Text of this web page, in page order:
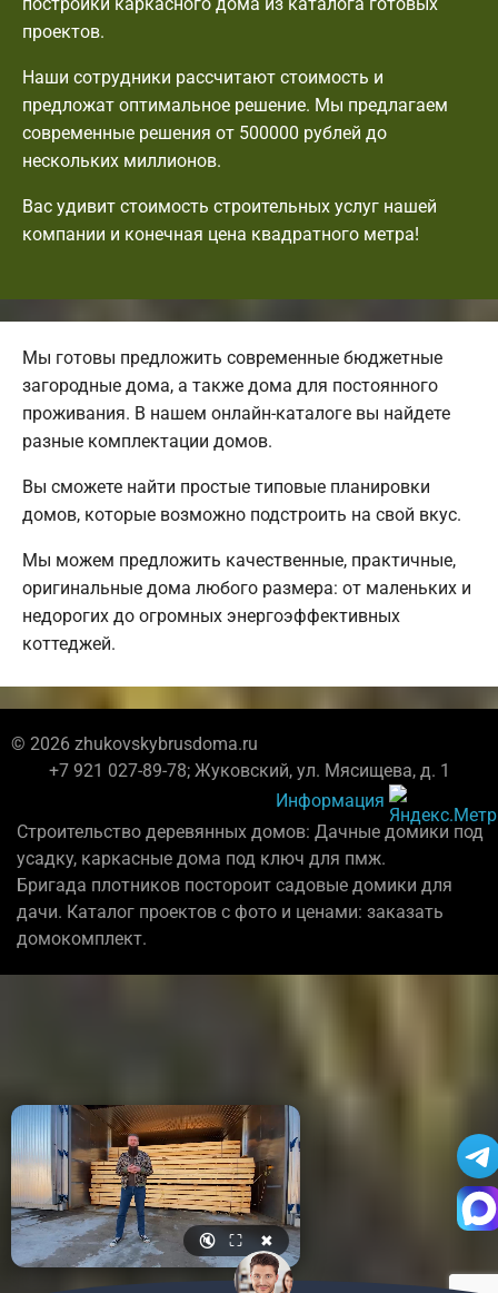
постройки каркасного дома из каталога готовых
проектов.
Наши сотрудники рассчитают стоимость и
предложат оптимальное решение. Мы предлагаем
современные решения от 500000 рублей до
нескольких миллионов.
Вас удивит стоимость строительных услуг нашей
компании и конечная цена квадратного метра!
Мы готовы предложить современные бюджетные
загородные дома, а также дома для постоянного
проживания. В нашем онлайн-каталоге вы найдете
разные комплектации домов.
Вы сможете найти простые типовые планировки
домов, которые возможно подстроить на свой вкус.
Мы можем предложить качественные, практичные,
оригинальные дома любого размера: от маленьких и
недорогих до огромных энергоэффективных
коттеджей.
© 2026 zhukovskybrusdoma.ru
+7 921 027-89-78; Жуковский, ул. Мясищева, д. 1
Информация
Строительство деревянных домов: Дачные домики под
усадку, каркасные дома под ключ для пмж.
Бригада плотников постороит садовые домики для
дачи. Каталог проектов с фото и ценами: заказать
домокомплект.
🔇 ⛶ ✖